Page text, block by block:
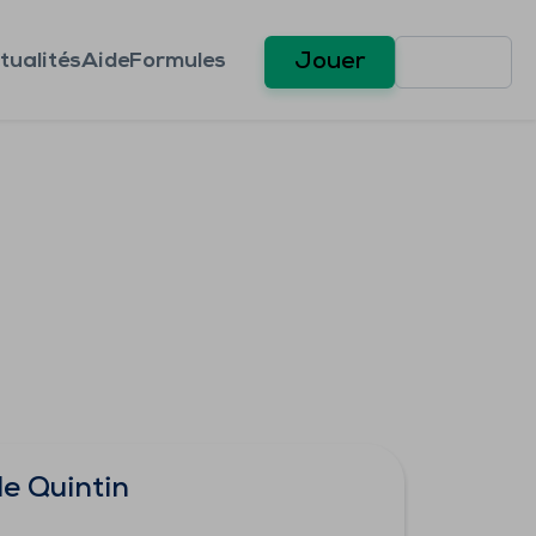
AideFormules Jouer
Quintin